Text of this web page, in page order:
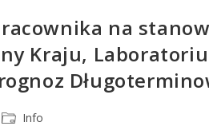
na
Kraju,
Info